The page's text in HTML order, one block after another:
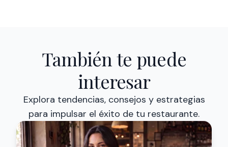
También te puede
interesar
Explora tendencias, consejos y estrategias
para impulsar el éxito de tu restaurante.